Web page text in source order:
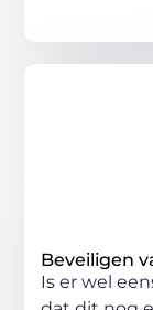
Beveiligen
Is er wel